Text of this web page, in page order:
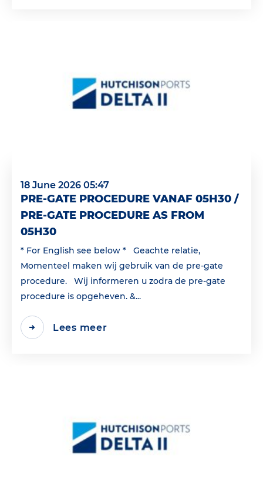
18 June 2026 05:47
PRE-GATE PROCEDURE VANAF 05H30 /
PRE-GATE PROCEDURE AS FROM
05H30
* For English see below * Geachte relatie,
Momenteel maken wij gebruik van de pre-gate
procedure. Wij informeren u zodra de pre-gate
procedure is opgeheven. &...
Lees meer